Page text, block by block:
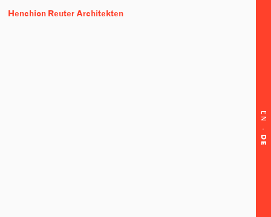
Henchion Reuter Architekten
EN
·
DE